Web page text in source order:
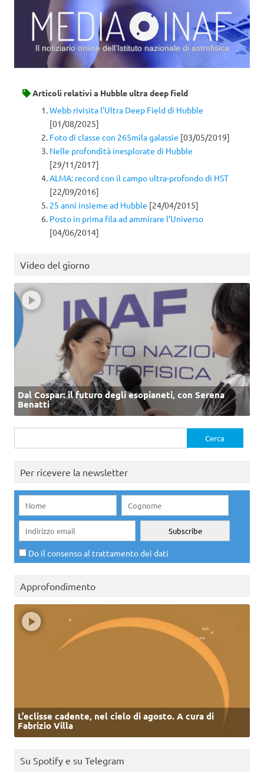
Il notiziario online dell’Istituto nazionale di astrofisica
Articoli relativi a Hubble ultra deep field
Webb rivisita l’Ultra Deep Field di Hubble
[01/08/2025]
Foto di classe con 265mila galassie [03/05/2019]
Nelle profondità inesplorate di Hubble
[29/11/2017]
ALMA: record con il campo ultra-profondo di HST
[22/09/2016]
25 anni insieme ad Hubble [24/04/2015]
Posto in prima fila ad ammirare l’Universo
[04/06/2014]
Video del giorno
Dal Cospar: il futuro degli esopianeti, con Serena
Benatti
per:
Per ricevere la newsletter
Do il consenso al trattamento dei dati
Approfondimento
L’eclisse cadente, nel cielo di agosto. A cura di
Fabrizio Villa
Su Spotify e su Telegram